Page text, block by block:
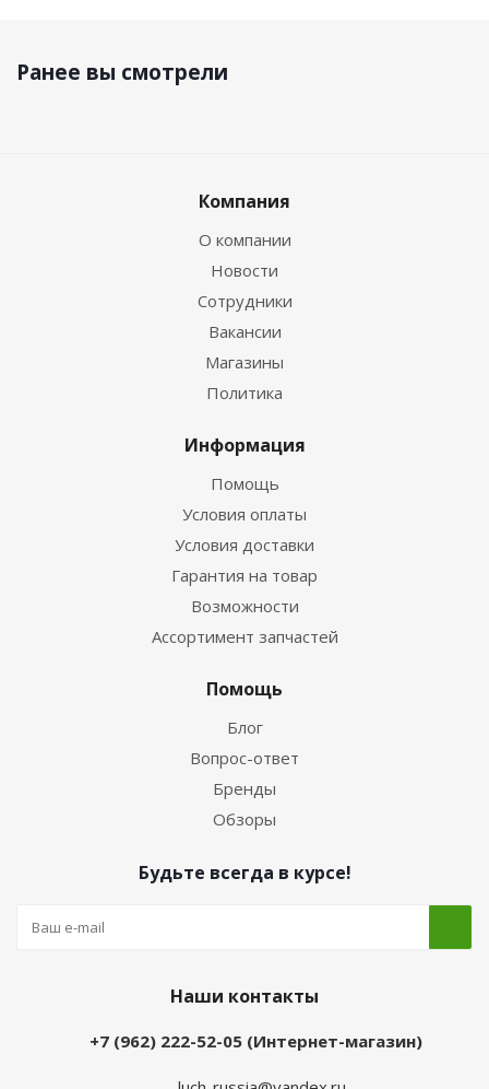
Ранее вы смотрели
Компания
О компании
Новости
Сотрудники
Вакансии
Магазины
Политика
Информация
Помощь
Условия оплаты
Условия доставки
Гарантия на товар
Возможности
Ассортимент запчастей
Помощь
Блог
Вопрос-ответ
Бренды
Обзоры
Будьте всегда в курсе!
Наши контакты
+7 (962) 222-52-05 (Интернет-магазин)